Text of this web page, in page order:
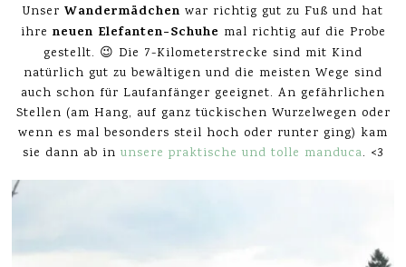
Unser Wandermädchen war richtig gut zu Fuß und hat
ihre neuen Elefanten-Schuhe mal richtig auf die Probe
gestellt. 😉 Die 7-Kilometerstrecke sind mit Kind
natürlich gut zu bewältigen und die meisten Wege sind
auch schon für Laufanfänger geeignet. An gefährlichen
Stellen (am Hang, auf ganz tückischen Wurzelwegen oder
wenn es mal besonders steil hoch oder runter ging) kam
sie dann ab in unsere praktische und tolle manduca. <3